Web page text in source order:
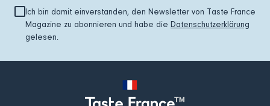
Ich bin damit einverstanden, den Newsletter von Taste France
Magazine zu abonnieren und habe die Datenschutzerklärung
gelesen.